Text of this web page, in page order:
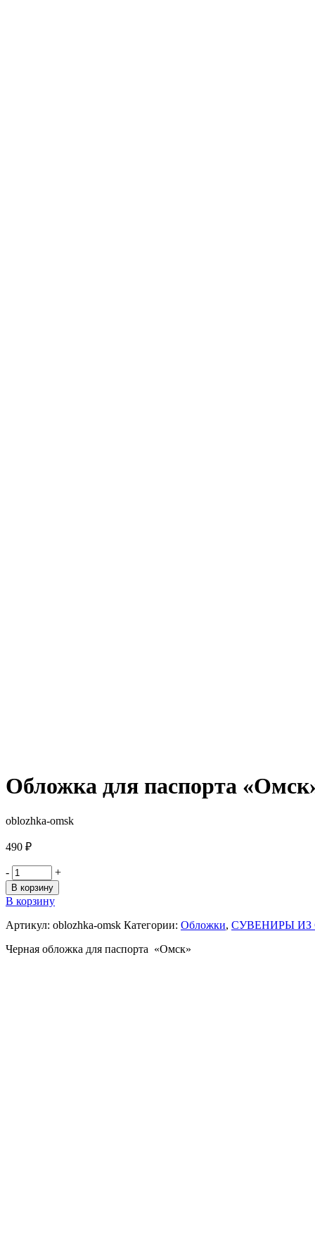
Обложка для паспорта
oblozhka-omsk
490 ₽
- +
В корзину
В корзину
Артикул: oblozhka-omsk Категории: Обложки, СУВЕНИРЫ ИЗ
Черная обложка для паспорта «Омск»